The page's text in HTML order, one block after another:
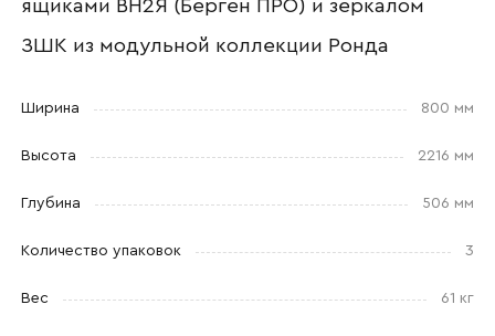
ящиками ВН2Я (Берген ПРО) и зеркалом
ЗШК из модульной коллекции Ронда
Ширина 800 мм
Высота 2216 мм
Глубина 506 мм
Количество упаковок 3
Вес 61 кг
Прикрепите логотип
компании
Отправить
Согласен с
политикой конфиденциальности